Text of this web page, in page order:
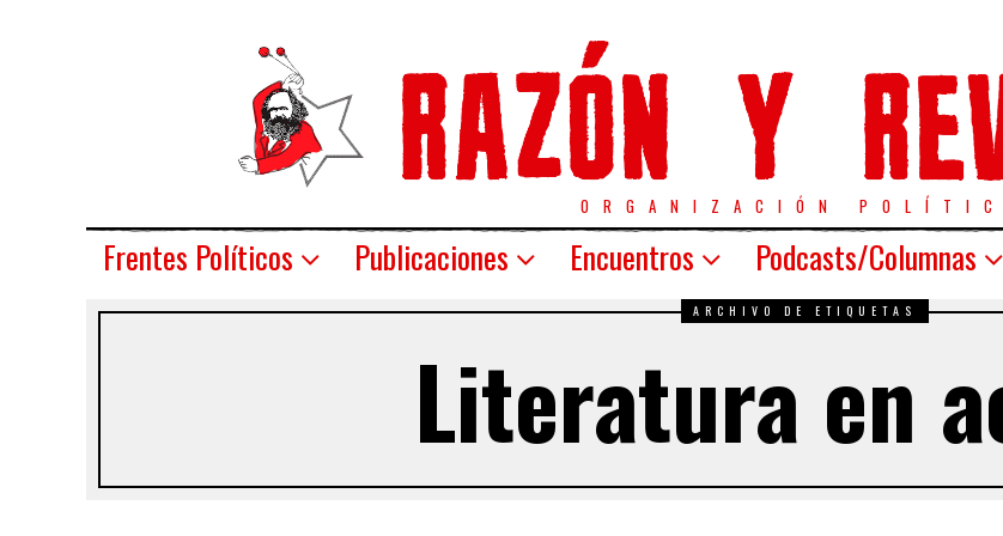
ORGANIZACIÓN
Frentes Políticos Publicaciones Encuentros Podcasts/Columnas
ARCHIVO DE ETIQUETAS
Literatura en